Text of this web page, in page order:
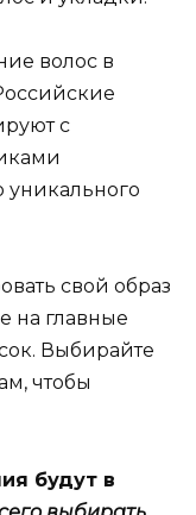
волос в
с
уникального
свой образ
на главные
Выбирайте
чтобы
будут в